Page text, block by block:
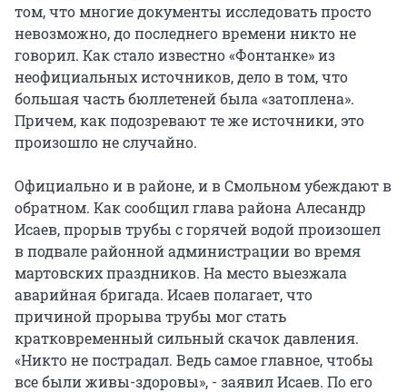
том, что многие документы исследовать просто
невозможно, до последнего времени никто не
говорил. Как стало известно «Фонтанке» из
неофициальных источников, дело в том, что
большая часть бюллетеней была «затоплена».
Причем, как подозревают те же источники, это
произошло не случайно.
Официально и в районе, и в Смольном убеждают в
обратном. Как сообщил глава района Алесандр
Исаев, прорыв трубы с горячей водой произошел
в подвале районной администрации во время
мартовских праздников. На место выезжала
аварийная бригада. Исаев полагает, что
причиной прорыва трубы мог стать
кратковременный сильный скачок давления.
«Никто не пострадал. Ведь самое главное, чтобы
все были живы-здоровы», - заявил Исаев. По его